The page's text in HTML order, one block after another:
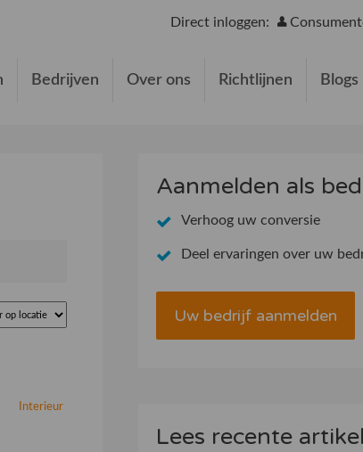
Direct inloggen:
Bedrijven Over ons Richtlijnen Blogs
Interieur
Aanmelden als
Verhoog uw conversie
Deel ervaringen over uw
Uw bedrijf aanmelden
Lees recente